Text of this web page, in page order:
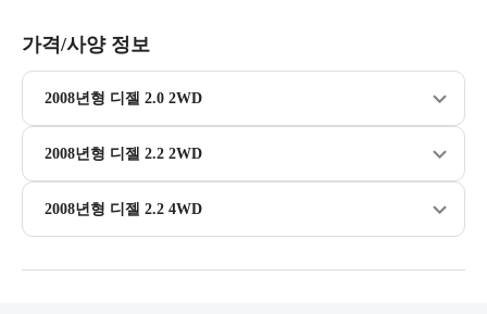
가격/사양 정보
2008년형 디젤 2.0 2WD
2008년형 디젤 2.2 2WD
2008년형 디젤 2.2 4WD